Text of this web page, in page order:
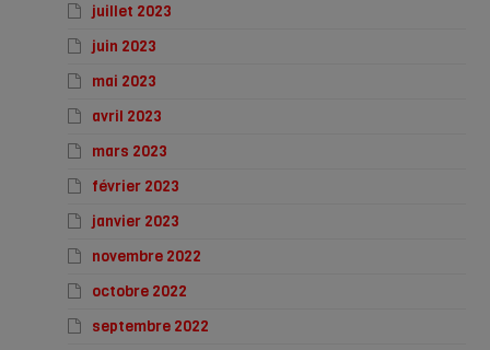
juillet 2023
juin 2023
mai 2023
avril 2023
mars 2023
février 2023
janvier 2023
novembre 2022
octobre 2022
septembre 2022